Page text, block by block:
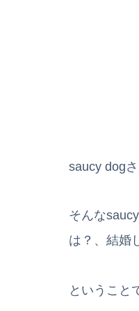
saucy dog
そんな
は？、結婚
ということ